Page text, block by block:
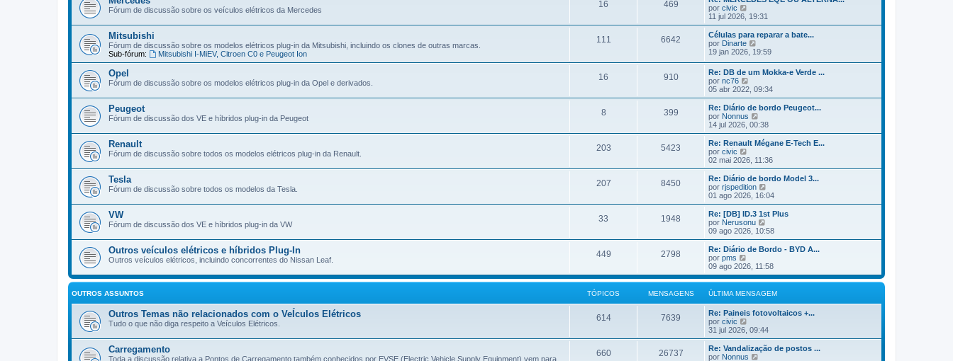
m
e
s
a
g
e
m
i
m
a
e
n
s
a
g
e
m
ú
i
m
a
M
e
s
a
g
m
Fórum de discussão sobre os veículos elétricos da Mercedes
16 469
por civic
e
j
a
a
ú
l
t
i
m
a
M
e
n
s
a
g
m
11 jul 2026, 19:31
Mitsubishi
Fórum de discussão sobre os modelos elétricos plug-in da Mitsubishi, incluindo os clones de outras marcas.
Sub-fórum:
Mitsubishi I-MiEV, Citroen C0 e Peugeot Ion
111 6642
Células para reparar a bate...
por Dinarte
e
a
ú
l
t
m
a
M
e
s
a
g
e
m
19 jan 2026, 19:59
Opel
Fórum de discussão sobre os modelos elétricos plug-in da Opel e derivados.
16 910
Re: DB de um Mokka-e Verde ...
por nc76
e
j
a
a
ú
t
i
m
a
e
n
s
a
g
e
m
05 abr 2022, 09:34
Peugeot
Fórum de discussão dos VE e híbridos plug-in da Peugeot
8 399
Re: Diário de bordo Peugeot...
por Nonnus
e
j
a
ú
t
i
m
a
e
n
s
a
g
m
14 jul 2026, 00:38
Renault
Fórum de discussão sobre todos os modelos elétricos plug-in da Renault.
203 5423
Re: Renault Mégane E-Tech E...
por civic
e
j
a
a
ú
t
i
m
a
e
s
a
e
m
02 mai 2026, 11:36
Tesla
Fórum de discussão sobre todos os modelos da Tesla.
207 8450
Re: Diário de bordo Model 3...
por rjspedition
e
j
a
ú
i
m
a
M
n
s
a
e
m
01 ago 2026, 16:04
VW
Fórum de discussão dos VE e híbridos plug-in da VW
33 1948
Re: [DB] ID.3 1st Plus
por Nerusonu
e
j
a
ú
t
i
m
a
M
n
s
a
09 ago 2026, 10:58
Outros veículos elétricos e híbridos Plug-In
Outros veículos elétricos, incluindo concorrentes do Nissan Leaf.
449 2798
Re: Diário de Bordo - BYD A...
por pms
e
j
a
a
t
m
a
M
e
09 ago 2026, 11:58
OUTROS ASSUNTOS TÓPICOS MENSAGENS ÚLTIMA MENSAGEM
Outros Temas não relacionados com o VeÍculos Elétricos
Tudo o que não diga respeito a Veículos Elétricos.
614 7639
Re: Paineis fotovoltaicos +...
por civic
e
j
a
a
31 jul 2026, 09:44
Carregamento
Toda a discussão relativa a Pontos de Carregamento também conhecidos por EVSE (Electric Vehicle Supply Equipment) vem para
660 26737
Re: Vandalização de postos ...
por Nonnus